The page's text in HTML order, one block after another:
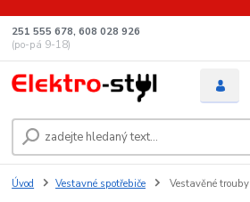
251 555 678, 608 028 926
(po-pá 9-18)
Úvod Vestavné spotřebiče Vestavěné trouby